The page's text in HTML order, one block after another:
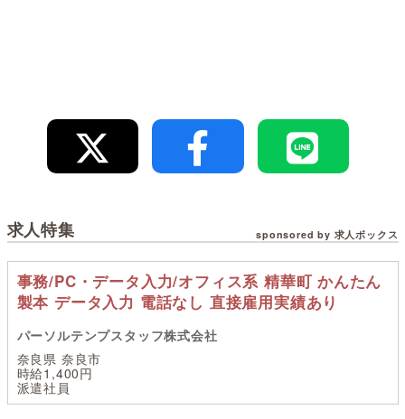
求人特集 sponsored by 求人ボックス
事務/PC・データ入力/オフィス系 精華町 かんたん
製本 データ入力 電話なし 直接雇用実績あり
パーソルテンプスタッフ株式会社
奈良県 奈良市
時給1,400円
派遣社員